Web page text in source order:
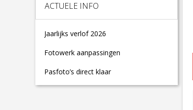
ACTUELE INFO
Jaarlijks verlof 2026
Fotowerk aanpassingen
Pasfoto’s direct klaar